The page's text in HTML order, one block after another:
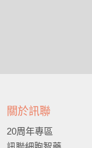
關於訊聯
20周年專區